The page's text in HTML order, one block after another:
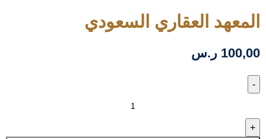
المعهد العقاري السعودي
100,00 ر.س